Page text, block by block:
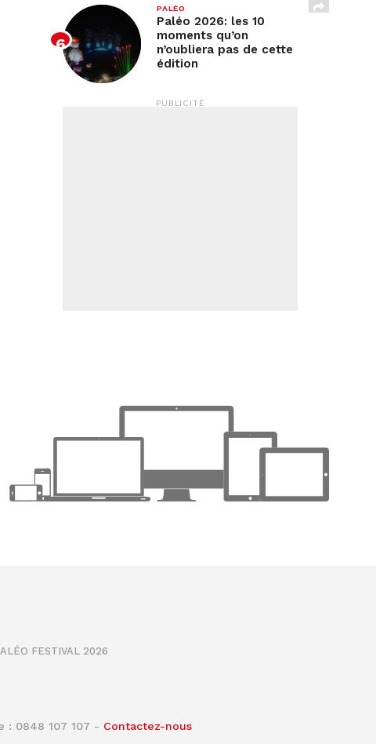
PALÉO
Paléo 2026: les 10
moments qu’on
n’oubliera pas de cette
édition
PUBLICITÉ
FESTIVAL 2026
: 0848 107 107 - Contactez-nous